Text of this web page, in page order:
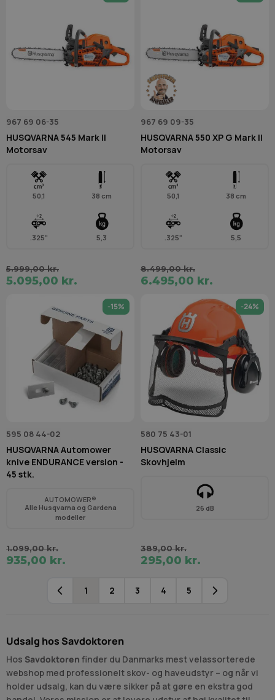
967 69 06-35
HUSQVARNA 545 Mark II
Motorsav
50,1 38 cm
.325" 5,3
5.999,00 kr.
5.095,00 kr.
967 69 09-35
HUSQVARNA 550 XP G Mark II
Motorsav
50,1 38 cm
.325" 5,5
8.499,00 kr.
6.495,00 kr.
-15%
595 08 44-02
HUSQVARNA Automower
knive ENDURANCE version -
45 stk.
AUTOMOWER®
Alle Husqvarna og Gardena
modeller
1.099,00 kr.
935,00 kr.
-24%
580 75 43-01
HUSQVARNA Classic
Skovhjelm
26 dB
389,00 kr.
295,00 kr.
Du læser i øjeblikket side
1 Side
2 Side
3 Side
4 Side
5
Udsalg hos Savdoktoren
Hos Savdoktoren finder du Danmarks mest velassorterede
webshop med professionelt skov- og haveudstyr – og når vi
holder udsalg, kan du være sikker på at gøre en ekstra god